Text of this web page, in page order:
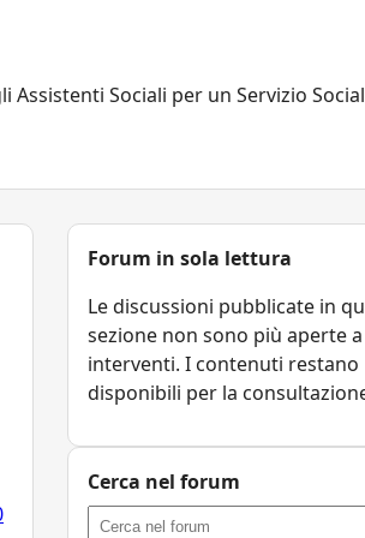
Assistenti Sociali per un Servizio
Forum in sola lettura
Le discussioni pubblicate in
sezione non sono più aperte
interventi. I contenuti restano
disponibili per la
Cerca nel forum